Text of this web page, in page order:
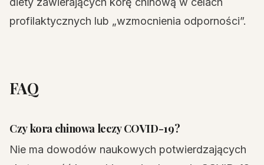
profilaktycznych lub „wzmocnienia odporności”.
FAQ
Czy kora chinowa leczy COVID-19?
Nie ma dowodów naukowych potwierdzających